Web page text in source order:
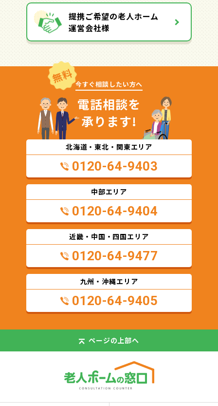
提携ご希望の老人ホーム
運営会社様
無料 今すぐ相談したい方へ
電話相談を
承ります!
北海道・東北・関東エリア
0120-64-9403
中部エリア
0120-64-9404
近畿・中国・四国エリア
0120-64-9477
九州・沖縄エリア
0120-64-9405
ページの上部へ